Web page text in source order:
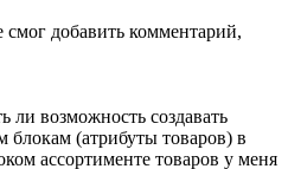
добавить комментарий,
ли возможность создавать
(атрибуты товаров) в
ассортименте товаров у меня